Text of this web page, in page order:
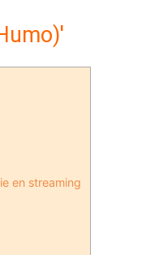
en streaming